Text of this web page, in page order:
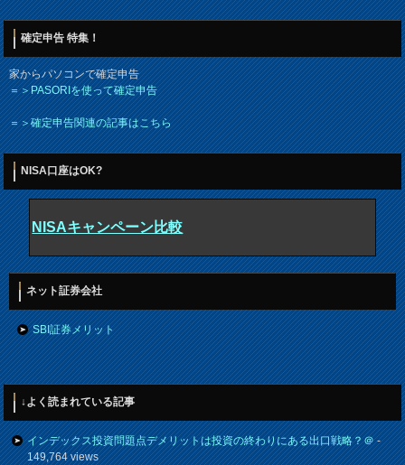
確定申告 特集！
家からパソコンで確定申告
＝＞PASORIを使って確定申告
＝＞確定申告関連の記事はこちら
NISA口座はOK?
NISAキャンペーン比較
ネット証券会社
SBI証券メリット
↓よく読まれている記事
インデックス投資問題点デメリットは投資の終わりにある出口戦略？＠-
149,764 views